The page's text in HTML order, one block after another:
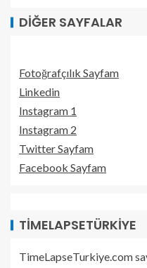
DIĞER SAYFALAR
Fotoğrafçılık Sayfam
Linkedin
Instagram 1
Instagram 2
Twitter Sayfam
Facebook Sayfam
TIMELAPSETÜRKIYE
TimeLapseTurkiye.com